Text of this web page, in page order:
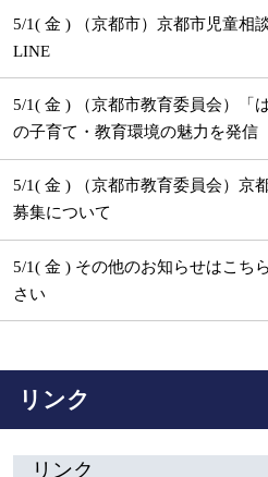
5/1( 金 ) （京都市）京都市児童
LINE
5/1( 金 ) （京都市教育委員会）「
の子育て・教育環境の魅力を発信
5/1( 金 ) （京都市教育委員会）京
募集について
5/1( 金 ) その他のお知らせはこち
さい
リンク
リンク